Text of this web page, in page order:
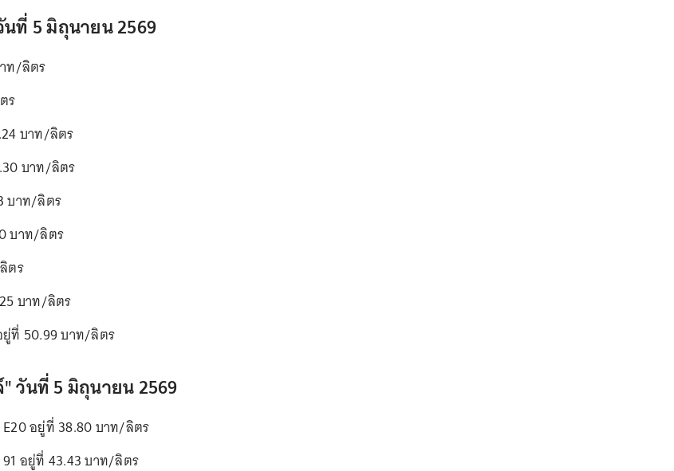
ที่ 5 มิถุนายน 2569
ท/ลิตร
ร
บาท/ลิตร
บาท/ลิตร
บาท/ลิตร
บาท/ลิตร
ตร
บาท/ลิตร
ยู่ที่ 50.99 บาท/ลิตร
วันที่ 5 มิถุนายน 2569
อยู่ที่ 38.80 บาท/ลิตร
อยู่ที่ 43.43 บาท/ลิตร